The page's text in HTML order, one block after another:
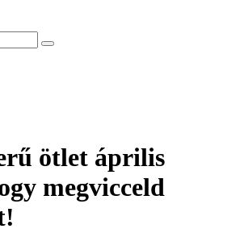
ötlet április
megvicceld